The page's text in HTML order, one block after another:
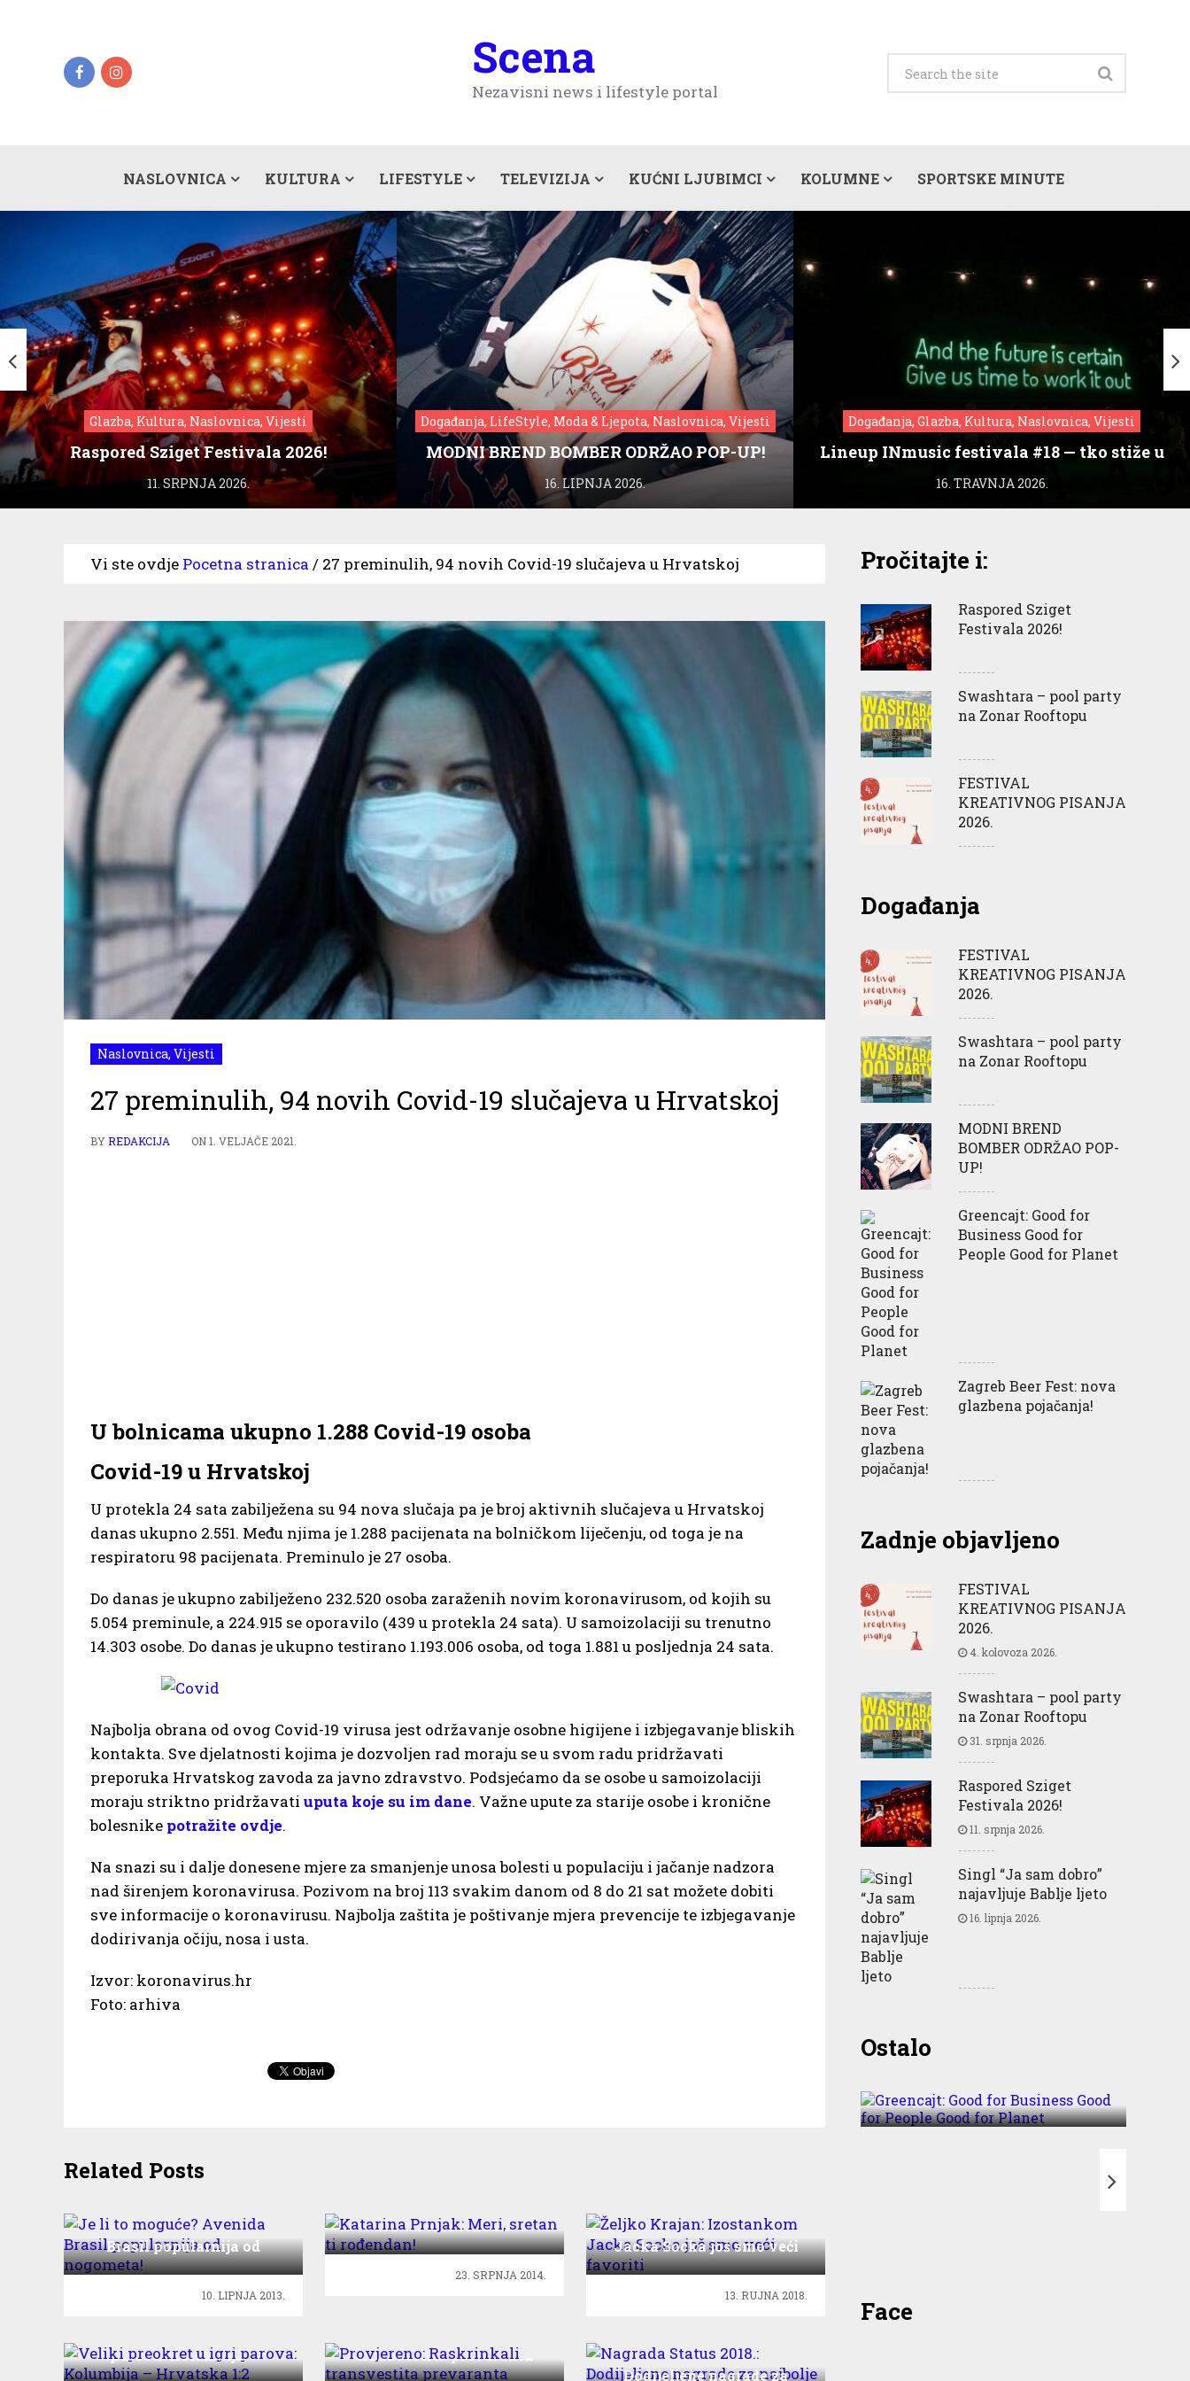
Scena
Nezavisni news i lifestyle portal
NASLOVNICA KULTURA LIFESTYLE TELEVIZIJA KUĆNI LJUBIMCI KOLUMNE SPORTSKE MINUTE
Glazba, Kultura, Naslovnica, Vijesti
Raspored Sziget Festivala 2026!
11. SRPNJA 2026.
Događanja, LifeStyle, Moda & Ljepota, Naslovnica, Vijesti
MODNI BREND BOMBER ODRŽAO POP-UP!
16. LIPNJA 2026.
Događanja, Glazba, Kultura, Naslovnica, Vijesti
Lineup INmusic festivala #18 — tko stiže u
Zagreb?
16. TRAVNJA 2026.
Vi ste ovdje Pocetna stranica / 27 preminulih, 94 novih Covid-19 slučajeva u Hrvatskoj
Naslovnica, Vijesti
27 preminulih, 94 novih Covid-19 slučajeva u Hrvatskoj
BYREDAKCIJA ON1. VELJAČE 2021.
U bolnicama ukupno 1.288 Covid-19 osoba
Covid-19 u Hrvatskoj
U protekla 24 sata zabilježena su 94 nova slučaja pa je broj aktivnih slučajeva u Hrvatskoj
danas ukupno 2.551. Među njima je 1.288 pacijenata na bolničkom liječenju, od toga je na
respiratoru 98 pacijenata. Preminulo je 27 osoba.
Do danas je ukupno zabilježeno 232.520 osoba zaraženih novim koronavirusom, od kojih su
5.054 preminule, a 224.915 se oporavilo (439 u protekla 24 sata). U samoizolaciji su trenutno
14.303 osobe. Do danas je ukupno testirano 1.193.006 osoba, od toga 1.881 u posljednja 24 sata.
Najbolja obrana od ovog Covid-19 virusa jest održavanje osobne higijene i izbjegavanje bliskih
kontakta. Sve djelatnosti kojima je dozvoljen rad moraju se u svom radu pridržavati
preporuka Hrvatskog zavoda za javno zdravstvo. Podsjećamo da se osobe u samoizolaciji
moraju striktno pridržavati uputa koje su im dane. Važne upute za starije osobe i kronične
bolesnike potražite ovdje.
Na snazi su i dalje donesene mjere za smanjenje unosa bolesti u populaciju i jačanje nadzora
nad širenjem koronavirusa. Pozivom na broj 113 svakim danom od 8 do 21 sat možete dobiti
sve informacije o koronavirusu. Najbolja zaštita je poštivanje mjera prevencije te izbjegavanje
dodirivanja očiju, nosa i usta.
Izvor: koronavirus.hr
Foto: arhiva
Related Posts
Je li to moguće? Avenida
Brasil popularnija od
nogometa!
10. LIPNJA 2013.
sretan ti rođendan!
23. SRPNJA 2014.
Željko Krajan: Izostankom
Jacka Socka još smo veći
favoriti
13. RUJNA 2018.
parova: Kolumbija –
Hrvatska 1:2
transvestita prevaranta
Nagrada Status 2018.:
Dodijeljene nagrade za
Pročitajte i:
Raspored Sziget
Festivala 2026!
Swashtara – pool party
na Zonar Rooftopu
FESTIVAL
KREATIVNOG PISANJA
2026.
Događanja
FESTIVAL
KREATIVNOG PISANJA
2026.
Swashtara – pool party
na Zonar Rooftopu
MODNI BREND
BOMBER ODRŽAO POP-
UP!
Greencajt: Good for
Business Good for
People Good for Planet
Zagreb Beer Fest: nova
glazbena pojačanja!
Zadnje objavljeno
FESTIVAL
KREATIVNOG PISANJA
2026.
4. kolovoza 2026.
Swashtara – pool party
na Zonar Rooftopu
31. srpnja 2026.
Raspored Sziget
Festivala 2026!
11. srpnja 2026.
Singl “Ja sam dobro”
najavljuje Bablje ljeto
16. lipnja 2026.
OstaloGreencajt: Good for
Business Good for People
Face